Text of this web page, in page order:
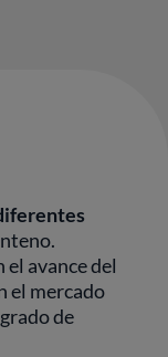
avance del
el mercado
de